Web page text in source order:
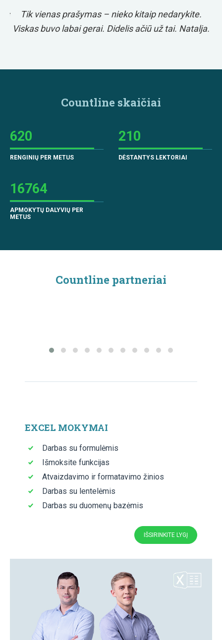
Tik vienas prašymas – nieko kitaip nedarykite.
Viskas buvo labai gerai. Didelis ačiū už tai. Natalja.
Countline skaičiai
620
RENGINIŲ PER METUS
210
DĖSTANTYS LEKTORIAI
16764
APMOKYTŲ DALYVIŲ PER
METUS
Countline partneriai
EXCEL MOKYMAI
Darbas su formulėmis
Išmoksite funkcijas
Atvaizdavimo ir formatavimo žinios
Darbas su lentelėmis
Darbas su duomenų bazėmis
IŠSIRINKITE LYGĮ